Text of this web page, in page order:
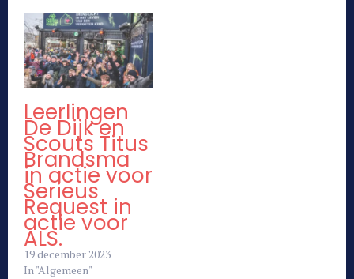
Leerlingen
De Dijk en
Scouts Titus
Brandsma
in actie voor
Serieus
Request in
actie voor
ALS.
19 december 2023
In "Algemeen"